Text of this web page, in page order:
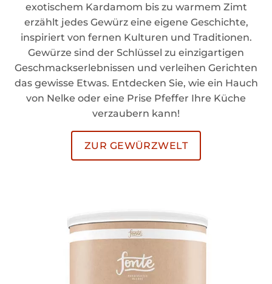
exotischem Kardamom bis zu warmem Zimt
erzählt jedes Gewürz eine eigene Geschichte,
inspiriert von fernen Kulturen und Traditionen.
Gewürze sind der Schlüssel zu einzigartigen
Geschmackserlebnissen und verleihen Gerichten
das gewisse Etwas. Entdecken Sie, wie ein Hauch
von Nelke oder eine Prise Pfeffer Ihre Küche
verzaubern kann!
ZUR GEWÜRZWELT